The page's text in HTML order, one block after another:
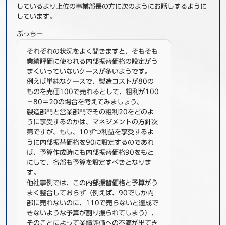
しているより上位の事業部長の方に次のようにお話しするように
しています。
ぶっちー
それぞれの状況をよく聞きますと、そもそも
業績評価に使われる内部振替価格の設定がう
まくいっていないケースが多いようです。
例えば単純なケースで、製造コストが80の
ものを売価100で売れるとして、粗利が100
－80＝20の場合を考えてみましょう。
製造部門と営業部門でその粗利20をどのよ
うに享受するのかは、マネジメントの方針次
第ですが、もし、10ずつ利益を享受するよ
うに内部振替価格を90に設定するのであれ
ば、予算作成時にも内部振替価格90をもと
にして、各部も予算を設定すべきとなりま
す。
他社事例では、この内部振替価格と予算がう
まく整合しておらず（例えば、90でしか内
部に売れないのに、110で売らないと達成で
きないような予算が割り振られてしまう）、
そのことによって業績評価への不満が出てき